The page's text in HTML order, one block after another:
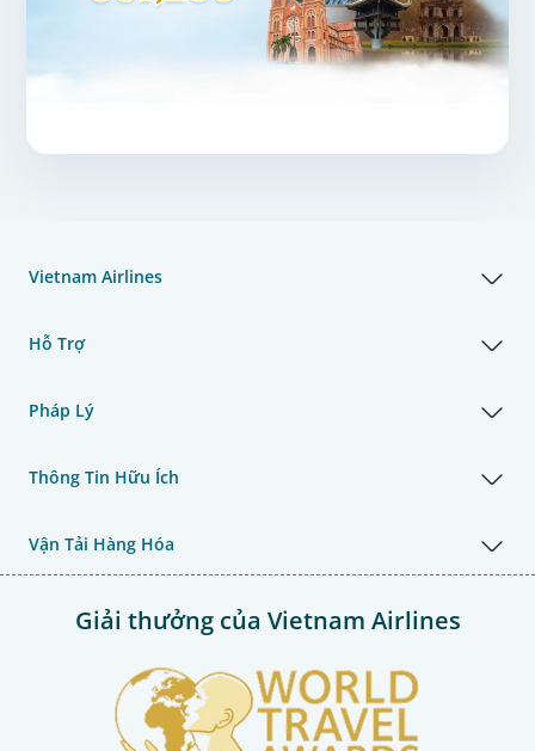
Vietnam Airlines
Hỗ Trợ
Pháp Lý
Thông Tin Hữu Ích
Vận Tải Hàng Hóa
Giải thưởng của Vietnam Airlines